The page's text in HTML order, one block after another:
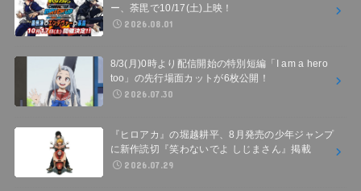
ー、荼毘で10/17(土)上映！
2026.08.01
8/3(月)0時より配信開始の特別短編「I am a hero
too」の先行場面カットが6枚公開！
2026.07.30
『ヒロアカ』の堀越耕平、8月発売の少年ジャンプ
に新作読切『笑わないでよ しじまさん』掲載
2026.07.29